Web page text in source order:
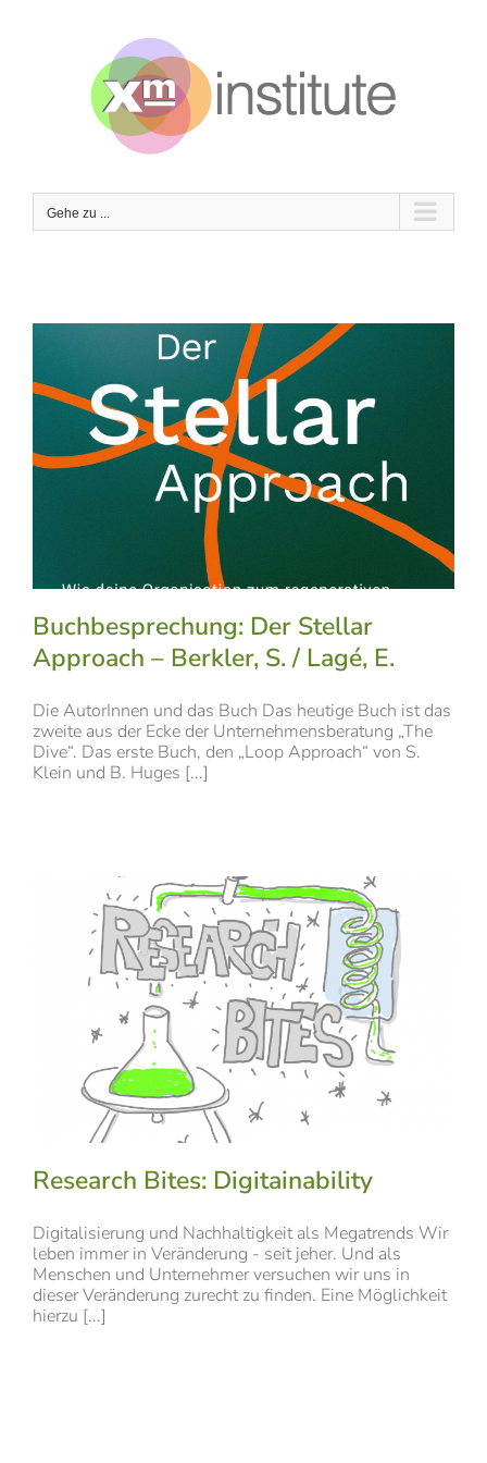
Gehe zu ...
Buchbesprechung: Der Stellar
Approach – Berkler, S. / Lagé, E.
Die AutorInnen und das Buch Das heutige Buch ist das
zweite aus der Ecke der Unternehmensberatung „The
Dive“. Das erste Buch, den „Loop Approach“ von S.
Klein und B. Huges [...]
Research Bites: Digitainability
Digitalisierung und Nachhaltigkeit als Megatrends Wir
leben immer in Veränderung - seit jeher. Und als
Menschen und Unternehmer versuchen wir uns in
dieser Veränderung zurecht zu finden. Eine Möglichkeit
hierzu [...]